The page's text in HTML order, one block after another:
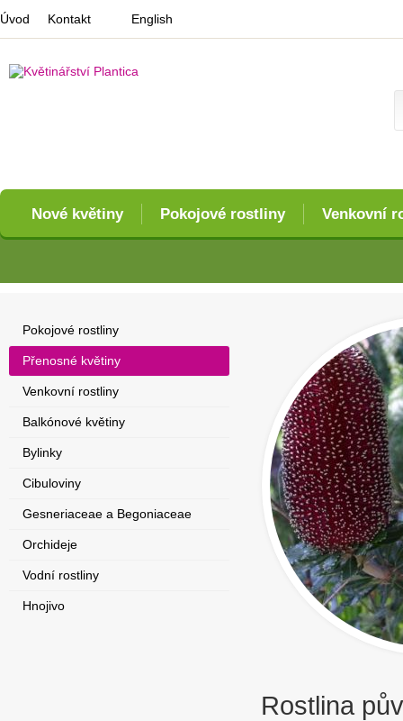
Nové květiny Pokojové rostliny Venkovní
Úvod Kontakt English
Rostlina
Pokojové rostliny
Přenosné květiny
Venkovní rostliny
Balkónové květiny
Bylinky
Cibuloviny
Gesneriaceae a Begoniaceae
Orchideje
Vodní rostliny
Hnojivo